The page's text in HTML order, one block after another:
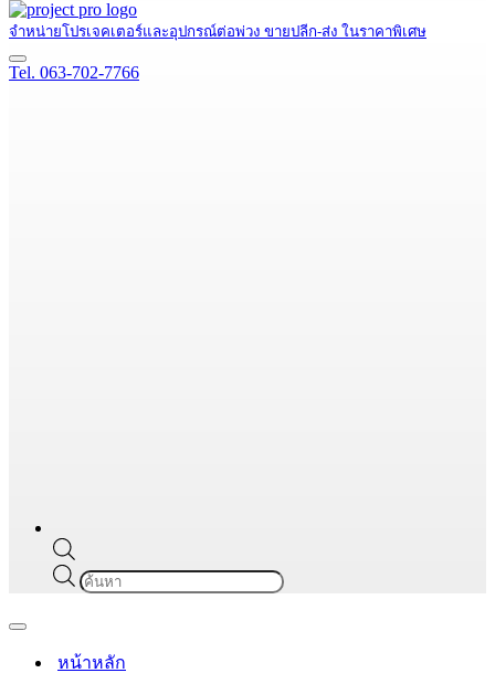
จำหน่ายโปรเจคเตอร์และอุปกรณ์ต่อพ่วง ขายปลีก-ส่ง ในราคาพิเศษ
Navigation
Menu
Tel. 063-702-7766
Products
search
Navigation
หน้าหลัก